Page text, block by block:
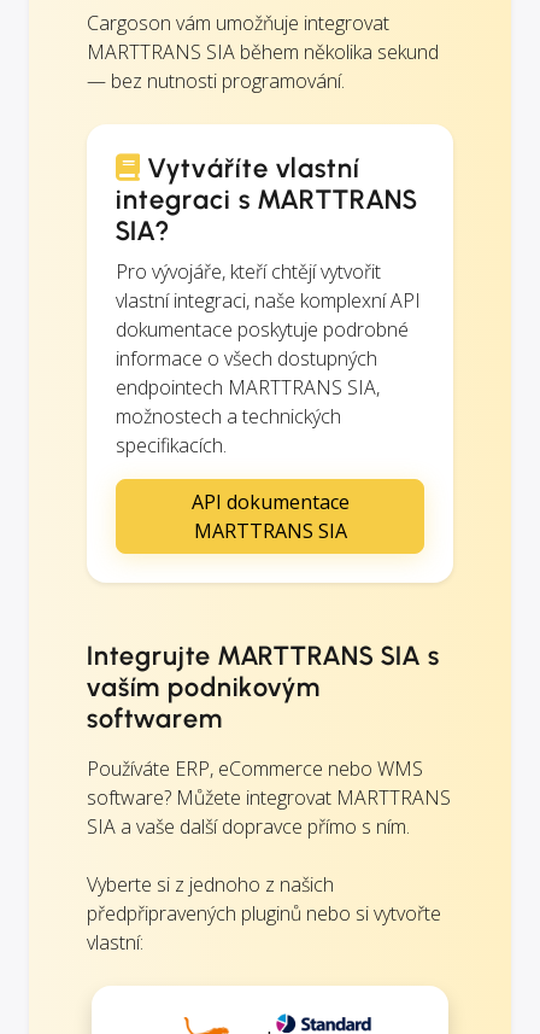
Cargoson vám umožňuje integrovat
MARTTRANS SIA během několika sekund
— bez nutnosti programování.
Vytváříte vlastní
integraci s MARTTRANS
SIA?
Pro vývojáře, kteří chtějí vytvořit
vlastní integraci, naše komplexní API
dokumentace poskytuje podrobné
informace o všech dostupných
endpointech MARTTRANS SIA,
možnostech a technických
specifikacích.
API dokumentace
MARTTRANS SIA
Integrujte MARTTRANS SIA s
vaším podnikovým
softwarem
Používáte ERP, eCommerce nebo WMS
software? Můžete integrovat MARTTRANS
SIA a vaše další dopravce přímo s ním.
Vyberte si z jednoho z našich
předpřipravených pluginů nebo si vytvořte
vlastní: